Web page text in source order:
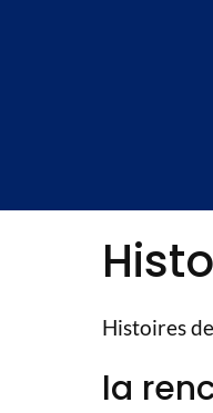
Histoires
la